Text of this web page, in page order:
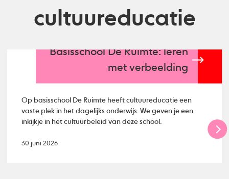
cultuureducatie
Basisschool De Ruimte: leren
met verbeelding
Op basisschool De Ruimte heeft cultuureducatie een
vaste plek in het dagelijks onderwijs. We geven je een
inkijkje in het cultuurbeleid van deze school.
30 juni 2026